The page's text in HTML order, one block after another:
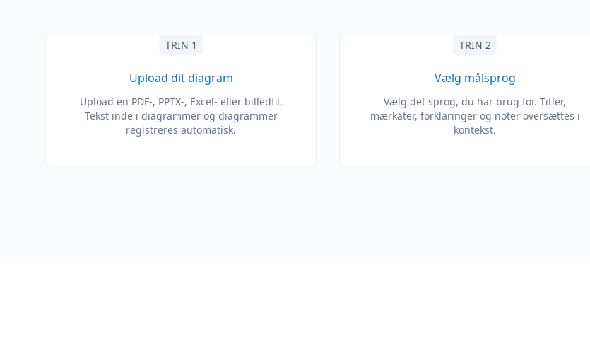
TRIN 1
Upload dit diagram
Upload en PDF-, PPTX-, Excel- eller billedfil.
Tekst inde i diagrammer og diagrammer
registreres automatisk.
TRIN 2
Vælg målsprog
Vælg det sprog, du har brug for. Titler,
mærkater, forklaringer og noter oversættes i
kontekst.